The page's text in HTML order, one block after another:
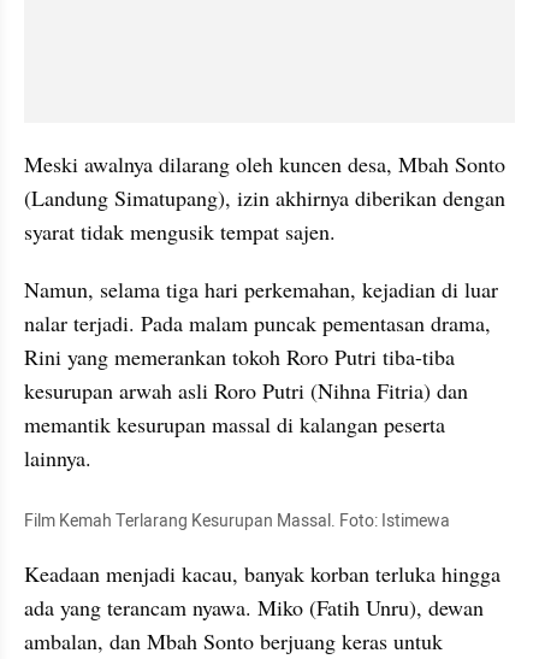
Meski awalnya dilarang oleh kuncen desa, Mbah Sonto
(Landung Simatupang), izin akhirnya diberikan dengan
syarat tidak mengusik tempat sajen.
Namun, selama tiga hari perkemahan, kejadian di luar
nalar terjadi. Pada malam puncak pementasan drama,
Rini yang memerankan tokoh Roro Putri tiba-tiba
kesurupan arwah asli Roro Putri (Nihna Fitria) dan
memantik kesurupan massal di kalangan peserta
lainnya.
Film Kemah Terlarang Kesurupan Massal. Foto: Istimewa
Keadaan menjadi kacau, banyak korban terluka hingga
ada yang terancam nyawa. Miko (Fatih Unru), dewan
ambalan, dan Mbah Sonto berjuang keras untuk